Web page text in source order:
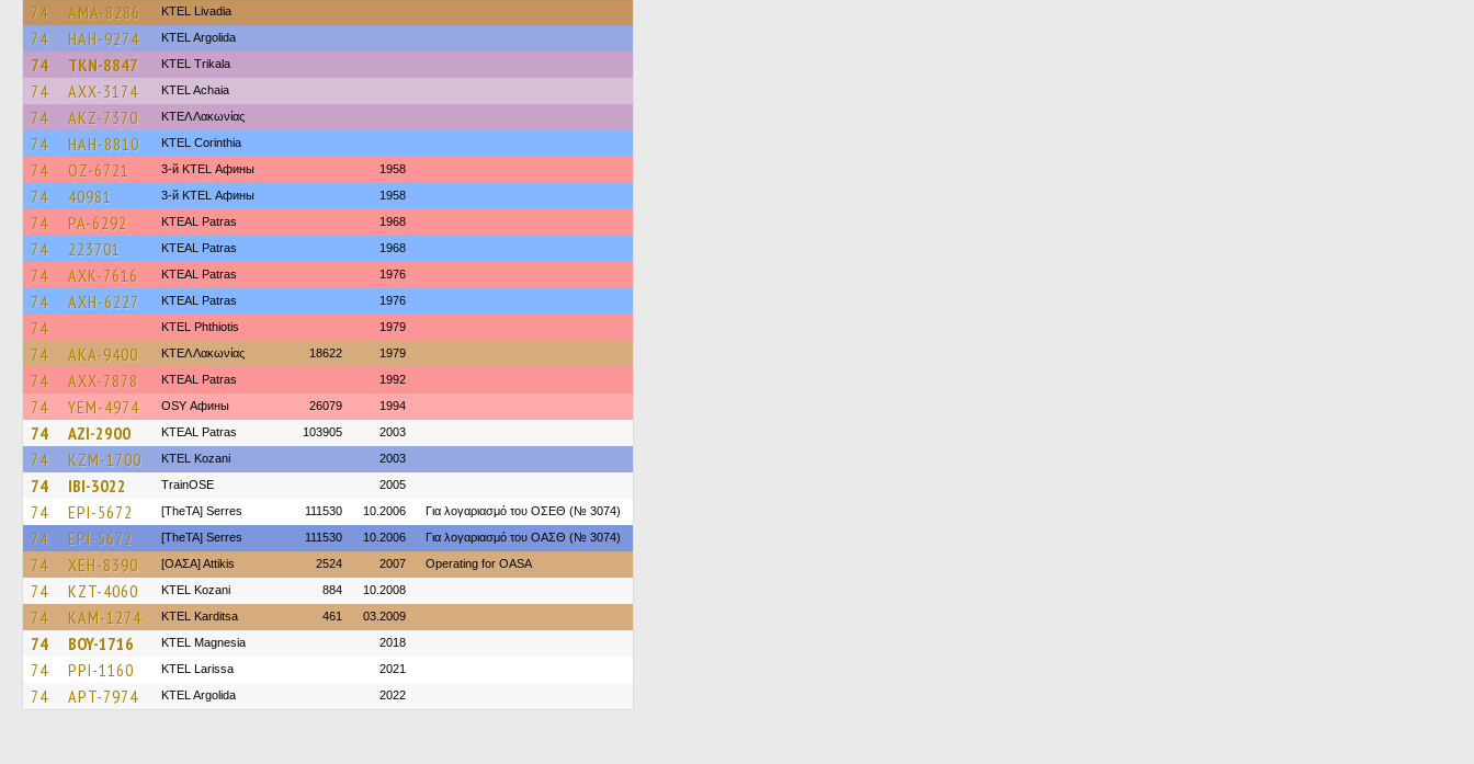
74 AMA-8286 KTEL Livadia
74 HAH-9274 KTEL Argolida
74 TKN-8847 ΚΤΕL Τrikala
74 AXX-3174 KTEL Achaia
74 AKZ-7370 ΚΤΕΛ Λακωνίας
74 HAH-8810 KTEL Corinthia
74 OZ-6721 3-й KTEL Афины 1958
74 40981 3-й KTEL Афины 1958
74 PA-6292 KTEAL Patras 1968
74 223701 KTEAL Patras 1968
74 AXK-7616 KTEAL Patras 1976
74 AXH-6227 KTEAL Patras 1976
74 ΚΤΕL Phthiotis 1979
74 AKA-9400 ΚΤΕΛ Λακωνίας 18622 1979
74 AXX-7878 KTEAL Patras 1992
74 YEM-4974 OSY Афины 26079 1994
74 AZI-2900 KTEAL Patras 103905 2003
74 KZM-1700 ΚΤΕL Kozani 2003
74 IBI-3022 TrainΟSE 2005
74 EPI-5672 [TheTA] Serres 111530 10.2006 Για λογαριασμό του ΟΣΕΘ (№ 3074)
74 EPI-5672 [TheTA] Serres 111530 10.2006 Για λογαριασμό του ΟΑΣΘ (№ 3074)
74 XEH-8390 [ΟΑΣΑ] Αttikis 2524 2007 Operating for OASA
74 KZT-4060 ΚΤΕL Kozani 884 10.2008
74 KAM-1274 ΚΤΕL Karditsa 461 03.2009
74 BOY-1716 ΚΤΕL Magnesia 2018
74 PPI-1160 KTEL Larissa 2021
74 APT-7974 KTEL Argolida 2022